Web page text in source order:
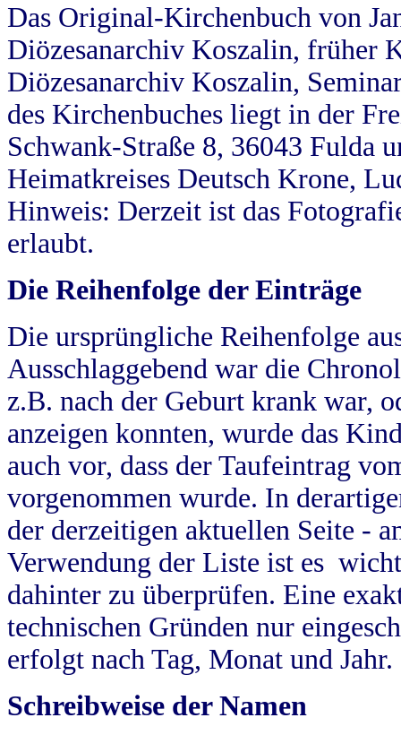
Das Original-Kirchenbuch von
Diözesanarchiv Koszalin, früher
Diözesanarchiv Koszalin,
des Kirchenbuches liegt in der
Schwank-Straße 8, 36043 Fulda
Heimatkreises Deutsch Krone,
Hinweis: Derzeit ist das
erlaubt.
Die Reihenfolge der Einträge
Die ursprüngliche Reihenfolge
Ausschlaggebend war die
z.B. nach der Geburt krank war,
anzeigen konnten, wurde das
auch vor, dass der Taufeintrag
vorgenommen wurde. In
der derzeitigen aktuellen Seite -
Verwendung der Liste ist es
dahinter zu überprüfen. Eine
technischen Gründen nur
erfolgt nach Tag, Monat und Jahr.
Schreibweise der Namen